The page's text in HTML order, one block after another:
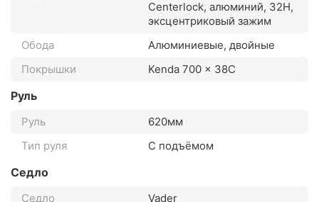
Centerlock, алюминий, 32H,
эксцентриковый зажим
Обода
Алюминиевые, двойные
Покрышки
Kenda 700 x 38C
Руль
Руль
620мм
Тип руля
С подъёмом
Седло
Седло Vader